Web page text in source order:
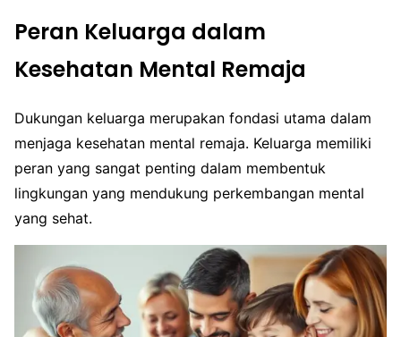
Peran Keluarga dalam
Kesehatan Mental Remaja
Dukungan keluarga merupakan fondasi utama dalam
menjaga kesehatan mental remaja. Keluarga memiliki
peran yang sangat penting dalam membentuk
lingkungan yang mendukung perkembangan mental
yang sehat.